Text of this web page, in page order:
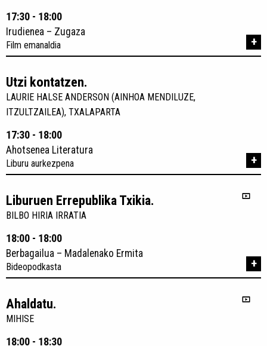
17:30 - 18:00
Irudienea – Zugaza
Film emanaldia +
Utzi kontatzen.
LAURIE HALSE ANDERSON (AINHOA MENDILUZE,
ITZULTZAILEA), TXALAPARTA
17:30 - 18:00
Ahotsenea Literatura
Liburu aurkezpena +
Liburuen Errepublika Txikia.
BILBO HIRIA IRRATIA
18:00 - 18:00
Berbagailua – Madalenako Ermita
Bideopodkasta +
Ahaldatu.
MIHISE
18:00 - 18:30